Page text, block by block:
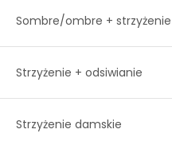
Sombre/ombre + strzyżenie
Strzyżenie + odsiwianie
Strzyżenie damskie